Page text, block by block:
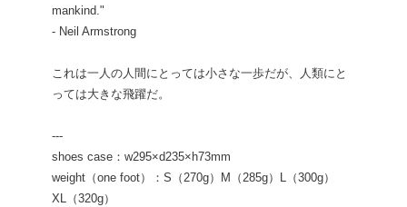
mankind."
- Neil Armstrong
これは一人の人間にとっては小さな一歩だが、人類にと
っては大きな飛躍だ。
---
shoes case：w295×d235×h73mm
weight（one foot）：S（270g）M（285g）L（300g）
XL（320g）